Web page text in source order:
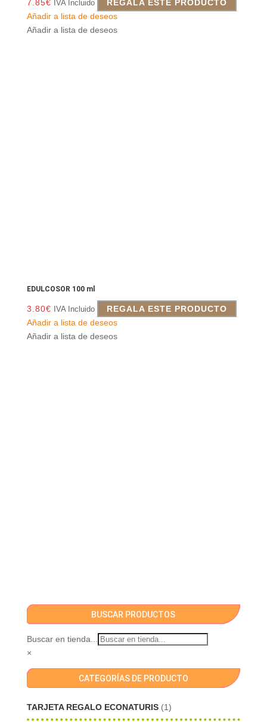
7.85€ IVA Incluido
REGALA ESTE PRODUCTO
Añadir a lista de deseos
Añadir a lista de deseos
EDULCOSOR 100 ml
3.80€ IVA Incluido
REGALA ESTE PRODUCTO
Añadir a lista de deseos
Añadir a lista de deseos
BUSCAR PRODUCTOS
Buscar en tienda...
×
CATEGORÍAS DE PRODUCTO
TARJETA REGALO ECONATURIS (1)